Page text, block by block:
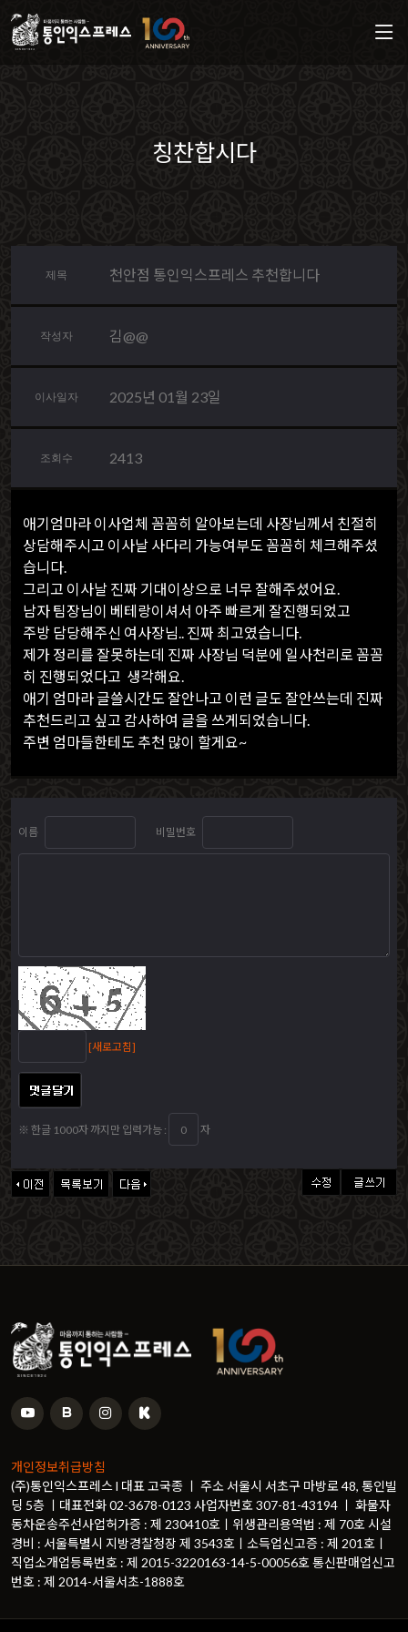
칭찬합시다
제목 천안점 통인익스프레스 추천합니다
작성자 김@@
이사일자 2025년 01월 23일
조회수 2413
애기엄마라 이사업체 꼼꼼히 알아보는데 사장님께서 친절히
상담해주시고 이사날 사다리 가능여부도 꼼꼼히 체크해주셨
습니다.
그리고 이사날 진짜 기대이상으로 너무 잘해주셨어요.
남자 팀장님이 베테랑이셔서 아주 빠르게 잘진행되었고
주방 담당해주신 여사장님.. 진짜 최고였습니다.
제가 정리를 잘못하는데 진짜 사장님 덕분에 일사천리로 꼼꼼
히 진행되었다고 생각해요.
애기 엄마라 글쓸시간도 잘안나고 이런 글도 잘안쓰는데 진짜
추천드리고 싶고 감사하여 글을 쓰게되었습니다.
주변 엄마들한테도 추천 많이 할게요~
이름 비밀번호
[새로고침]
※ 한글 1000자 까지만 입력가능 : 자
개인정보취급방침
(주)통인익스프레스 l 대표 고국종 ㅣ 주소 서울시 서초구 마방로 48, 통인빌
딩 5층 ㅣ대표전화 02-3678-0123 사업자번호 307-81-43194 ㅣ 화물자
동차운송주선사업허가증 : 제 230410호ㅣ위생관리용역법 : 제 70호 시설
경비 : 서울특별시 지방경찰청장 제 3543호ㅣ소득업신고증 : 제 201호ㅣ
직업소개업등록번호 : 제 2015-3220163-14-5-00056호 통신판매업신고
번호 : 제 2014-서울서초-1888호